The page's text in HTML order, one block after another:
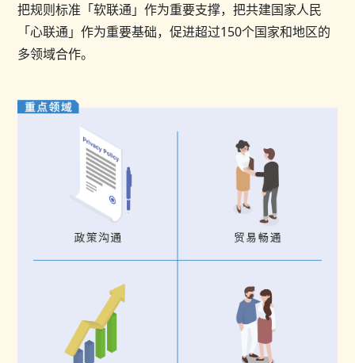
把规则标准「软联通」作为重要支撑，把共建国家人民
「心联通」作为重要基础，促进超过150个国家和地区的
多领域合作。